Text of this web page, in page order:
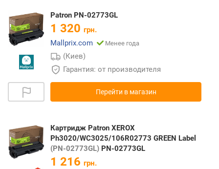
Patron PN-02773GL
1 320 грн.
Mallprix.com
Менее года
(Киев)
Гарантия: от производителя
Перейти в магазин
Картридж Patron XEROX
Ph3020/WC3025/106R02773 GREEN Label
(PN-02773GL) PN-02773GL
1 216 грн.